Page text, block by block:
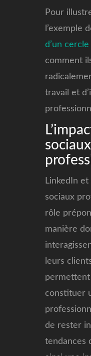
Pour
l’exemple
d’un cercle
comment
travail et
sociaux
LinkedIn et
sociaux
rôle
manière
leurs
constituer
de rester
tendances